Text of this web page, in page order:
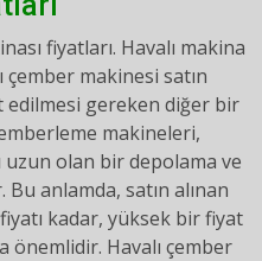
fiyatları. Havalı makina
çember makinesi satın
edilmesi gereken diğer bir
makineleri,
olan bir depolama ve
anlamda, satın alınan
kadar, yüksek bir fiyat
önemlidir. Havalı çember